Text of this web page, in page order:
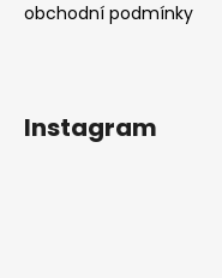
obchodní podmínky
Instagram